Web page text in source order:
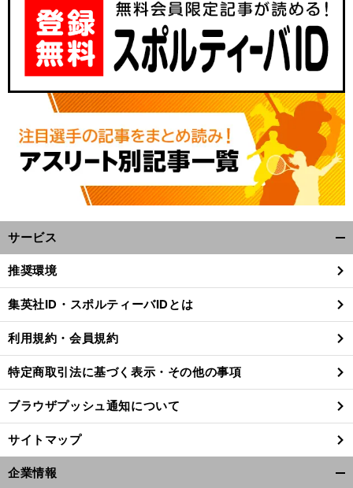
サービス
閉
る
推奨環境
集英社ID・スポルティーバIDとは
利用規約・会員規約
特定商取引法に基づく表示・その他の事項
ブラウザプッシュ通知について
サイトマップ
企業情報